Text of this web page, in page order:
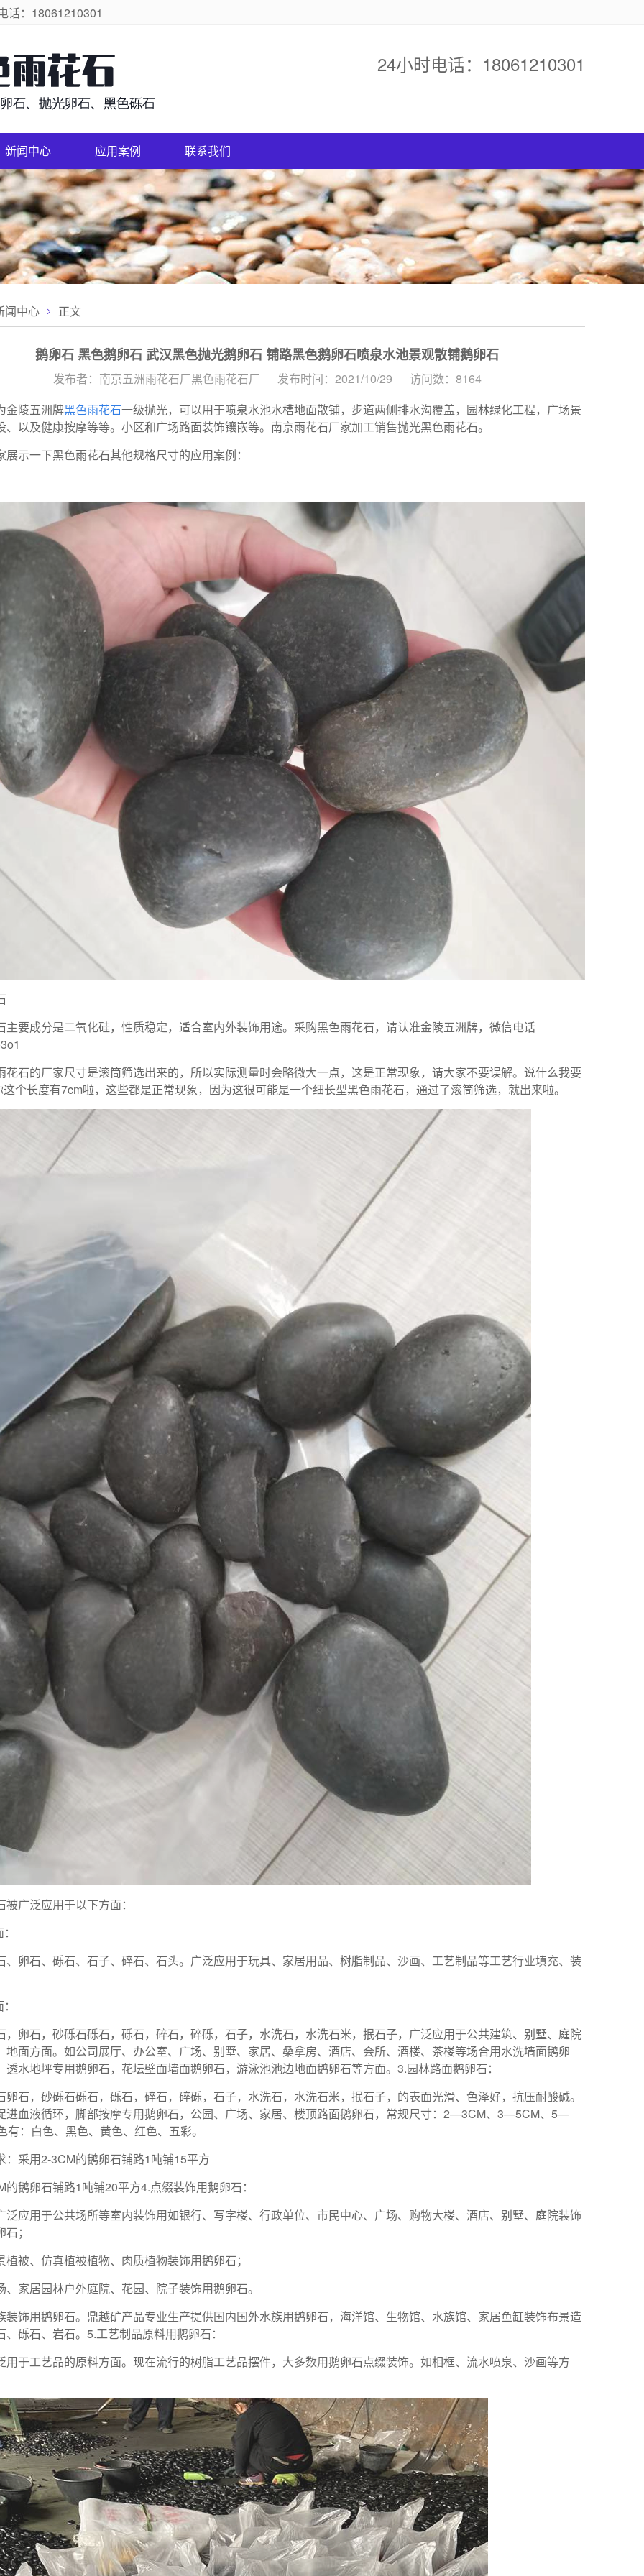
话：18061210301
24小时电话：18061210301
新闻中心 应用案例 联系我们
闻中心 正文
鹅卵石 黑色鹅卵石 武汉黑色抛光鹅卵石 铺路黑色鹅卵石喷泉水池景观散铺鹅卵石
发布者：南京五洲雨花石厂黑色雨花石厂 发布时间：2021/10/29
访问数：8164
金陵五洲牌黑色雨花石一级抛光，可以用于喷泉水池水槽地面散铺，步道两侧排水沟覆盖，园林绿化工程，广场景
、以及健康按摩等等。小区和广场路面装饰镶嵌等。南京雨花石厂家加工销售抛光黑色雨花石。
展示一下黑色雨花石其他规格尺寸的应用案例：
主要成分是二氧化硅，性质稳定，适合室内外装饰用途。采购黑色雨花石，请认准金陵五洲牌，微信电话
花石的厂家尺寸是滚筒筛选出来的，所以实际测量时会略微大一点，这是正常现象，请大家不要误解。说什么我要
个长度有7cm啦，这些都是正常现象，因为这很可能是一个细长型黑色雨花石，通过了滚筒筛选，就出来啦。
被广泛应用于以下方面：
、卵石、砾石、石子、碎石、石头。广泛应用于玩具、家居用品、树脂制品、沙画、工艺制品等工艺行业填充、装
，卵石，砂砾石砾石，砾石，碎石，碎砾，石子，水洗石，水洗石米，抿石子，广泛应用于公共建筑、别墅、庭院
地面方面。如公司展厅、办公室、广场、别墅、家居、桑拿房、酒店、会所、酒楼、茶楼等场合用水洗墙面鹅卵
透水地坪专用鹅卵石，花坛壁面墙面鹅卵石，游泳池池边地面鹅卵石等方面。3.园林路面鹅卵石：
卵石，砂砾石砾石，砾石，碎石，碎砾，石子，水洗石，水洗石米，抿石子，的表面光滑、色泽好，抗压耐酸碱。
进血液循环，脚部按摩专用鹅卵石，公园、广场、家居、楼顶路面鹅卵石，常规尺寸：2—3CM、3—5CM、5—
有：白色、黑色、黄色、红色、五彩。
：采用2-3CM的鹅卵石铺路1吨铺15平方
的鹅卵石铺路1吨铺20平方4.点缀装饰用鹅卵石：
泛应用于公共场所等室内装饰用如银行、写字楼、行政单位、市民中心、广场、购物大楼、酒店、别墅、庭院装饰
；
植被、仿真植被植物、肉质植物装饰用鹅卵石；
、家居园林户外庭院、花园、院子装饰用鹅卵石。
装饰用鹅卵石。鼎越矿产品专业生产提供国内国外水族用鹅卵石，海洋馆、生物馆、水族馆、家居鱼缸装饰布景造
、砾石、岩石。5.工艺制品原料用鹅卵石：
用于工艺品的原料方面。现在流行的树脂工艺品摆件，大多数用鹅卵石点缀装饰。如相框、流水喷泉、沙画等方